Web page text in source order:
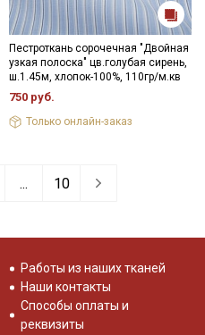
Пестроткань сорочечная "Двойная
узкая полоска" цв.голубая сирень,
ш.1.45м, хлопок-100%, 110гр/м.кв
750 руб.
Только онлайн-заказ
... 10
Работы из наших тканей
Наши контакты
Способы оплаты и
реквизиты